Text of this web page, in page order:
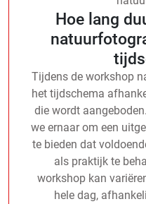
Hoe lang
Tijdens de workshop
het tijdschema
die wordt
we ernaar om een
te bieden dat
als praktijk te
workshop kan
hele dag,